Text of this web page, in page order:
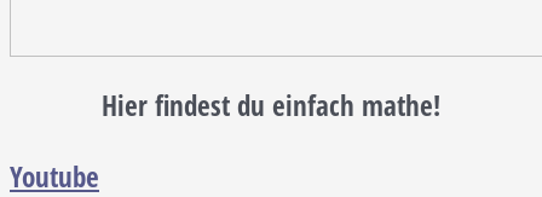
Hier findest du einfach mathe!
Youtube